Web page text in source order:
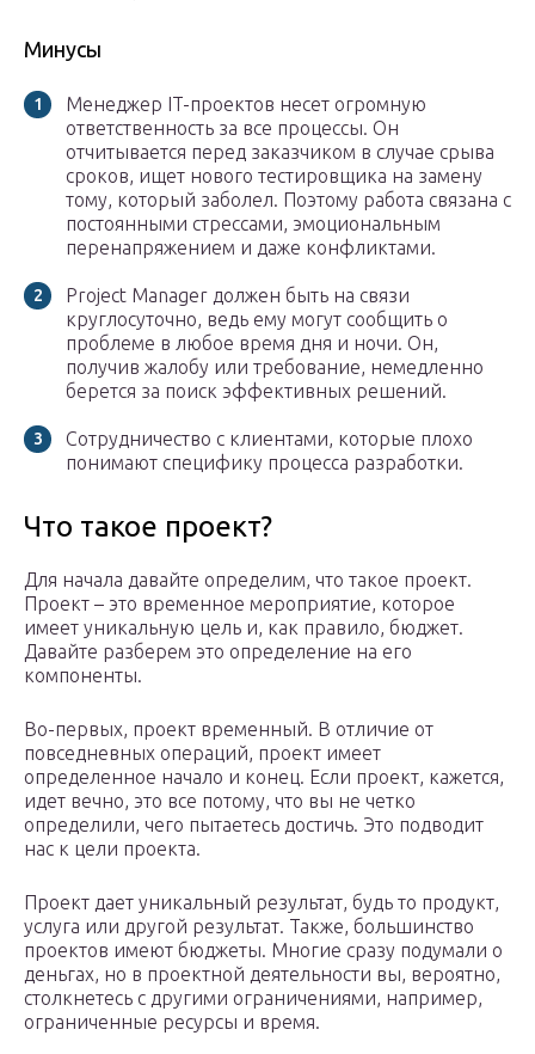
Минусы
Менеджер IT-проектов несет огромную
ответственность за все процессы. Он
отчитывается перед заказчиком в случае срыва
сроков, ищет нового тестировщика на замену
тому, который заболел. Поэтому работа связана с
постоянными стрессами, эмоциональным
перенапряжением и даже конфликтами.
Project Manager должен быть на связи
круглосуточно, ведь ему могут сообщить о
проблеме в любое время дня и ночи. Он,
получив жалобу или требование, немедленно
берется за поиск эффективных решений.
Сотрудничество с клиентами, которые плохо
понимают специфику процесса разработки.
Что такое проект?
Для начала давайте определим, что такое проект.
Проект – это временное мероприятие, которое
имеет уникальную цель и, как правило, бюджет.
Давайте разберем это определение на его
компоненты.
Во-первых, проект временный. В отличие от
повседневных операций, проект имеет
определенное начало и конец. Если проект, кажется,
идет вечно, это все потому, что вы не четко
определили, чего пытаетесь достичь. Это подводит
нас к цели проекта.
Проект дает уникальный результат, будь то продукт,
услуга или другой результат. Также, большинство
проектов имеют бюджеты. Многие сразу подумали о
деньгах, но в проектной деятельности вы, вероятно,
столкнетесь с другими ограничениями, например,
ограниченные ресурсы и время.